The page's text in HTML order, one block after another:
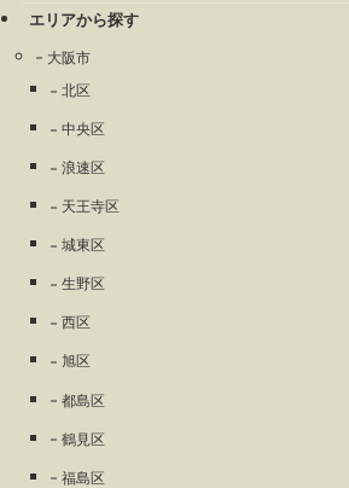
エリアから探す
大阪市
北区
中央区
浪速区
天王寺区
城東区
生野区
西区
旭区
都島区
鶴見区
福島区